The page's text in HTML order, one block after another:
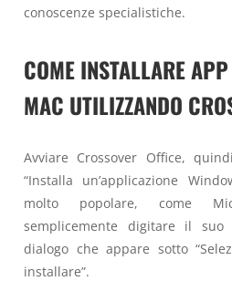
conoscenze specialistiche.
COME INSTALLARE
MAC UTILIZZANDO
Avviare Crossover Office,
“Installa un’applicazione
molto popolare, come
semplicemente digitare il
dialogo che appare sotto
installare”.